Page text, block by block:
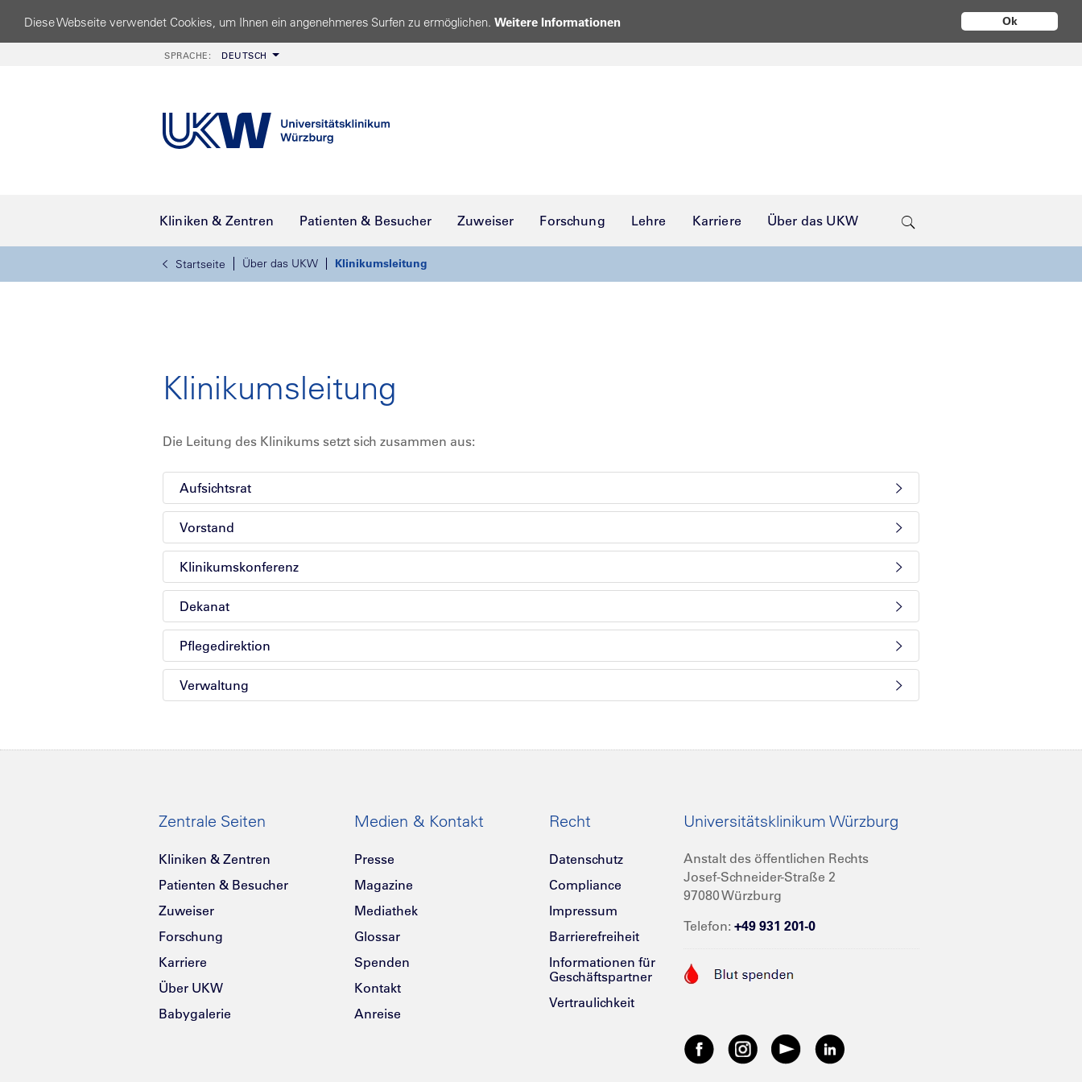
Ok
Diese Webseite verwendet Cookies, um Ihnen ein angenehmeres Surfen zu ermöglichen. Weitere Informationen
SPRACHE: DEUTSCH
Kliniken & Zentren Patienten & Besucher Zuweiser Forschung Lehre Karriere Über das UKW
Startseite Über das UKW Klinikumsleitung
Klinikumsleitung
Die Leitung des Klinikums setzt sich zusammen aus:
Aufsichtsrat
Vorstand
Klinikumskonferenz
Dekanat
Pflegedirektion
Verwaltung
Zentrale Seiten
Kliniken & Zentren
Patienten & Besucher
Zuweiser
Forschung
Karriere
Über UKW
Babygalerie
Medien & Kontakt
Presse
Magazine
Mediathek
Glossar
Spenden
Kontakt
Anreise
Recht
Datenschutz
Compliance
Impressum
Barrierefreiheit
Informationen für
Geschäftspartner
Vertraulichkeit
Universitätsklinikum Würzburg
Anstalt des öffentlichen Rechts
Josef-Schneider-Straße 2
97080 Würzburg
Telefon: +49 931 201-0